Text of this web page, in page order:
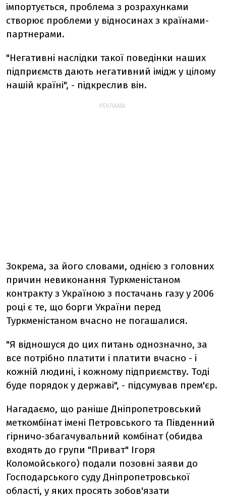
імпортується, проблема з розрахунками
створює проблеми у відносинах з країнами-
партнерами.
"Негативні наслідки такої поведінки наших
підприємств дають негативний імідж у цілому
нашій країні", - підкреслив він.
РЕКЛАМА:
Зокрема, за його словами, однією з головних
причин невиконання Туркменістаном
контракту з Україною з постачань газу у 2006
році є те, що борги України перед
Туркменістаном вчасно не погашалися.
"Я відношуся до цих питань однозначно, за
все потрібно платити і платити вчасно - і
кожній людині, і кожному підприємству. Тоді
буде порядок у державі", - підсумував прем'єр.
Нагадаємо, що раніше Дніпропетровський
меткомбінат імені Петровського та Південний
гірничо-збагачувальний комбінат (обидва
входять до групи "Приват" Ігоря
Коломойського) подали позовні заяви до
Господарського суду Дніпропетровської
області, у яких просять зобов'язати